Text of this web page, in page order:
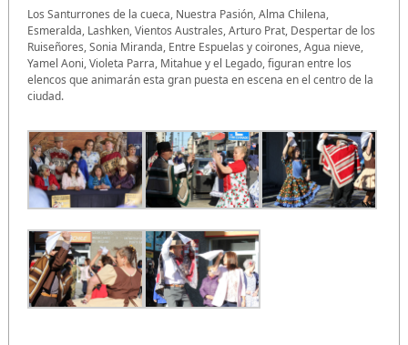
Los Santurrones de la cueca, Nuestra Pasión, Alma Chilena,
Esmeralda, Lashken, Vientos Australes, Arturo Prat, Despertar de los
Ruiseñores, Sonia Miranda, Entre Espuelas y coirones, Agua nieve,
Yamel Aoni, Violeta Parra, Mitahue y el Legado, figuran entre los
elencos que animarán esta gran puesta en escena en el centro de la
ciudad.